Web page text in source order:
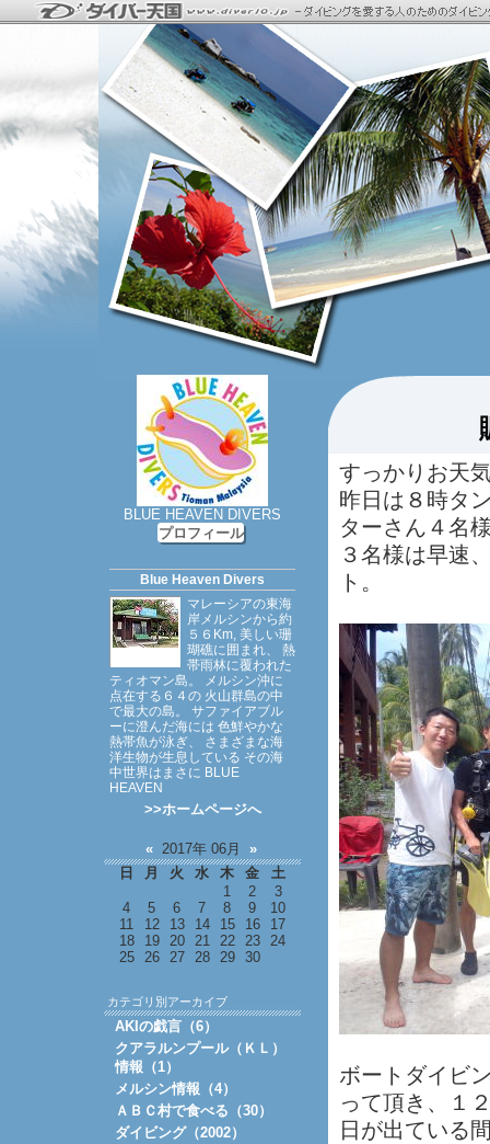
すっかりお天
昨日は８時タ
ターさん４名
３名様は早速
ト。
ボートダイビ
って頂き、１
日が出ている
BLUE HEAVEN DIVERS
プロフィール
Blue Heaven Divers
マレーシアの東海
岸メルシンから約
５６Km, 美しい珊
瑚礁に囲まれ、 熱
帯雨林に覆われた
ティオマン島。 メルシン沖に
点在する６４の 火山群島の中
で最大の島。 サファイアブル
ーに澄んだ海には 色鮮やかな
熱帯魚が泳ぎ、 さまざまな海
洋生物が生息している その海
中世界はまさに BLUE
HEAVEN
>>ホームページへ
« 2017年 06月 »
日
月 火 水 木 金
土
1
2
3
4
5 6 7 8 9
10
11
12 13 14 15 16
17
18
19 20 21 22 23
24
25
26 27 28 29 30
カテゴリ別アーカイブ
AKIの戯言（6）
クアラルンプール（ＫＬ）
情報（1）
メルシン情報（4）
ＡＢＣ村で食べる（30）
ダイビング（2002）